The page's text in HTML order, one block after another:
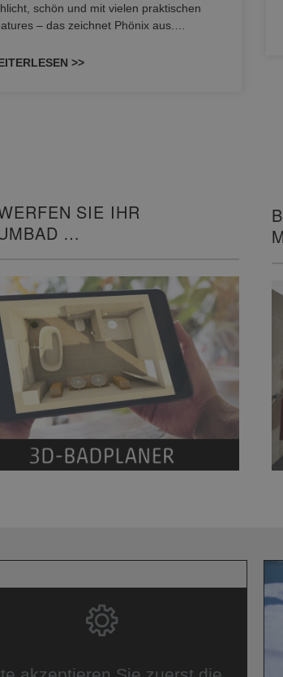
schön und mit vielen praktischen
– das zeichnet Phönix aus.…
>>
SIE IHR